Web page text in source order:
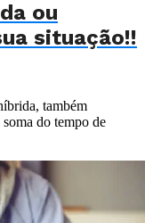
ou
situação!!
também
do tempo de